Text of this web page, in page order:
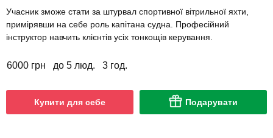
Учасник зможе стати за штурвал спортивної вітрильної яхти,
примірявши на себе роль капітана судна. Професійний
інструктор навчить клієнтів усіх тонкощів керування.
6000 грн до 5 люд. 3 год.
Купити для себе Подарувати